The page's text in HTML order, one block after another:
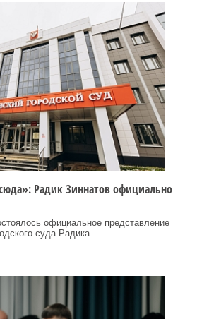
Радик Зиннатов официально
официальное представление
суда Радика ...